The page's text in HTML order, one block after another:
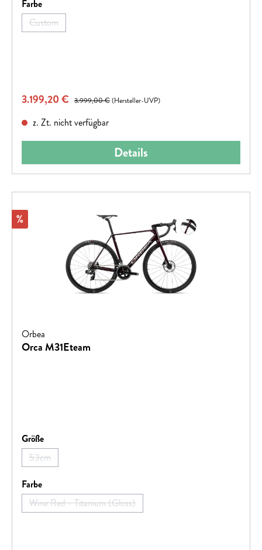
Farbeauswählen
Custom
(Diese Option ist zurzeit nicht verfügbar.)
Verkaufspreis:
3.199,20 € Regulärer Preis:
3.999,00 €(Hersteller-UVP)
z. Zt. nicht verfügbar
Details
Rabatt
%
Orbea
Orca M31Eteam
Größeauswählen
53cm
(Diese Option ist zurzeit nicht verfügbar.)
Farbeauswählen
Wine Red - Titanium (Gloss)
(Diese Option ist zurzeit nicht verfügbar.)